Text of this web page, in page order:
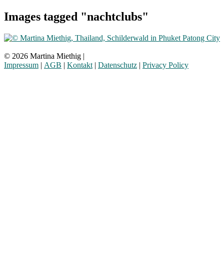
Images tagged "nachtclubs"
© 2026 Martina Miethig |
Impressum | AGB | Kontakt | Datenschutz | Privacy Policy